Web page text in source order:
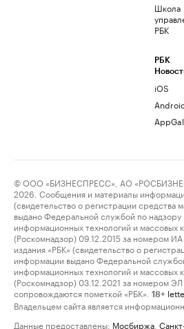
Школа
РБК
РБК
iOS
© ООО «БИЗНЕСПРЕСС», АО
2026. Сообщения и материалы
(свидетельство о регистрации средства
выдано Федеральной службой по надзору
информационных технологий и массовых
(Роскомнадзор) 09.12.2015 за номером
издания «РБК» (свидетельство о
информации выдано Федеральной
информационных технологий и массовых
(Роскомнадзор) 03.12.2021 за номером
сопровождаются пометкой «РБК».
18+
Владельцем сайта является
Данные предоставлены: Мосбиржа